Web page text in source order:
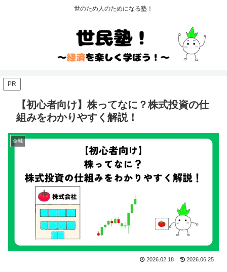
世のため人のためになる塾！
PR
【初心者向け】株ってなに？株式投資の仕
組みをわかりやすく解説！
金融
2026.02.18 2026.06.25